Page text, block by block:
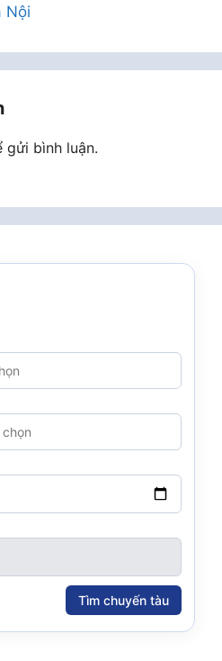
Nội
gửi bình luận.
Tìm chuyến tàu